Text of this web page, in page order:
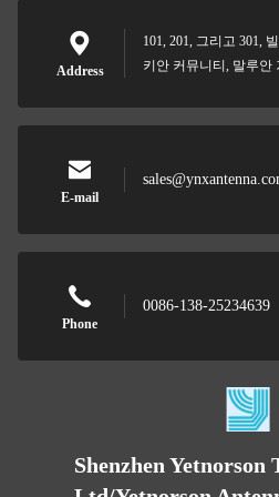
Address
101, 201, 그리고 301,
키안 커뮤니티, 말루안
E-mail
Phone
0086-138-25234639
Shenzhen Yetnorson